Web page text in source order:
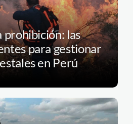
prohibición: las
para gestionar
en Perú